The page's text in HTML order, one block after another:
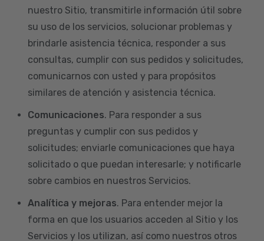
nuestro Sitio, transmitirle información útil sobre
su uso de los servicios, solucionar problemas y
brindarle asistencia técnica, responder a sus
consultas, cumplir con sus pedidos y solicitudes,
comunicarnos con usted y para propósitos
similares de atención y asistencia técnica.
Comunicaciones. Para responder a sus
preguntas y cumplir con sus pedidos y
solicitudes; enviarle comunicaciones que haya
solicitado o que puedan interesarle; y notificarle
sobre cambios en nuestros Servicios.
Analítica y mejoras. Para entender mejor la
forma en que los usuarios acceden al Sitio y los
Servicios y los utilizan, así como nuestros otros